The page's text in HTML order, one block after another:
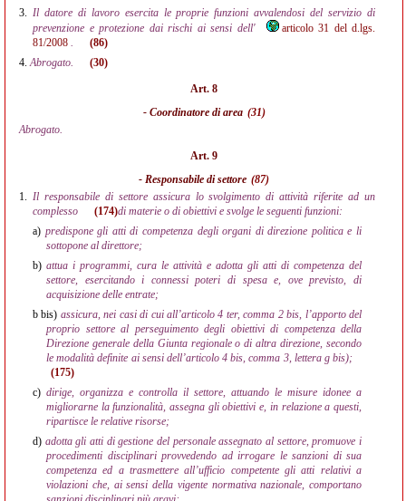
3. Il datore di lavoro esercita le proprie funzioni avvalendosi del servizio di
prevenzione e protezione dai rischi ai sensi dell'
articolo 31 del d.lgs.
81/2008 .
(86)
4.Abrogato. (30)
Art. 8
- Coordinatore di area (31)
Abrogato.
Art. 9
- Responsabile di settore (87)
1. Il responsabile di settore assicura lo svolgimento di attività riferite ad un
complesso
(174)di materie o di obiettivi e svolge le seguenti funzioni:
a) predispone gli atti di competenza degli organi di direzione politica e li
sottopone al direttore;
b) attua i programmi, cura le attività e adotta gli atti di competenza del
settore, esercitando i connessi poteri di spesa e, ove previsto, di
acquisizione delle entrate;
b bis) assicura, nei casi di cui all’articolo 4 ter, comma 2 bis, l’apporto del
proprio settore al perseguimento degli obiettivi di competenza della
Direzione generale della Giunta regionale o di altra direzione, secondo
le modalità definite ai sensi dell’articolo 4 bis, comma 3, lettera g bis);
(175)
c) dirige, organizza e controlla il settore, attuando le misure idonee a
migliorarne la funzionalità, assegna gli obiettivi e, in relazione a questi,
ripartisce le relative risorse;
d) adotta gli atti di gestione del personale assegnato al settore, promuove i
procedimenti disciplinari provvedendo ad irrogare le sanzioni di sua
competenza ed a trasmettere all’ufficio competente gli atti relativi a
violazioni che, ai sensi della vigente normativa nazionale, comportano